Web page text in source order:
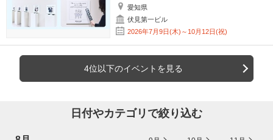
愛知県
伏見第一ビル
2026年7月9日(木)～10月12日(祝)
4位以下のイベントを見る
日付やカテゴリで絞り込む